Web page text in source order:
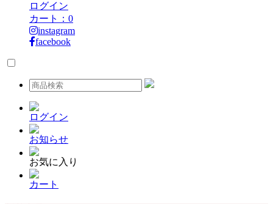
ログイン
カート： 0
instagram
facebook
ログイン
お知らせ
お気に入り
カート